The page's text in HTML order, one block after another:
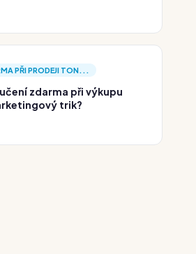
PŘI PRODEJI TON...
zdarma při výkupu
trik?